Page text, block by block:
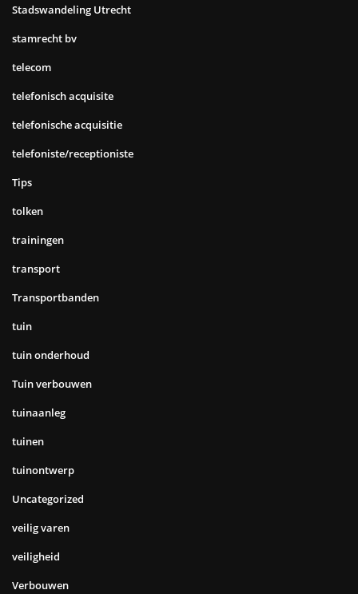
Stadswandeling Utrecht
stamrecht bv
telecom
telefonisch acquisite
telefonische acquisitie
telefoniste/receptioniste
Tips
tolken
trainingen
transport
Transportbanden
tuin
tuin onderhoud
Tuin verbouwen
tuinaanleg
tuinen
tuinontwerp
Uncategorized
veilig varen
veiligheid
Verbouwen